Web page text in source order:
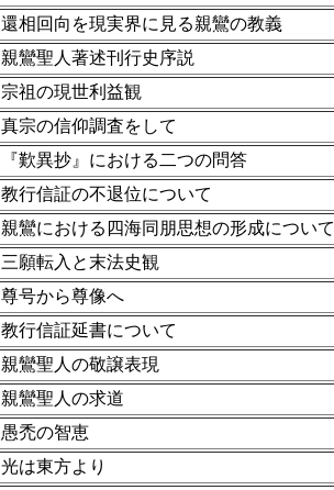
還相回向を現実界に見る親鸞の教義
親鸞聖人著述刊行史序説
宗祖の現世利益観
真宗の信仰調査をして
『歎異抄』における二つの問答
教行信証の不退位について
親鸞における四海同朋思想の形成について
三願転入と末法史観
尊号から尊像へ
教行信証延書について
親鸞聖人の敬譲表現
親鸞聖人の求道
愚禿の智恵
光は東方より